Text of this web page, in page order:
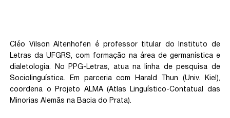
Cléo Vilson Altenhofen é professor titular do Instituto de
Letras da UFGRS, com formação na área de germanística e
dialetologia. No PPG-Letras, atua na linha de pesquisa de
Sociolinguística. Em parceria com Harald Thun (Univ. Kiel),
coordena o Projeto ALMA (Atlas Linguístico-Contatual das
Minorias Alemãs na Bacia do Prata).